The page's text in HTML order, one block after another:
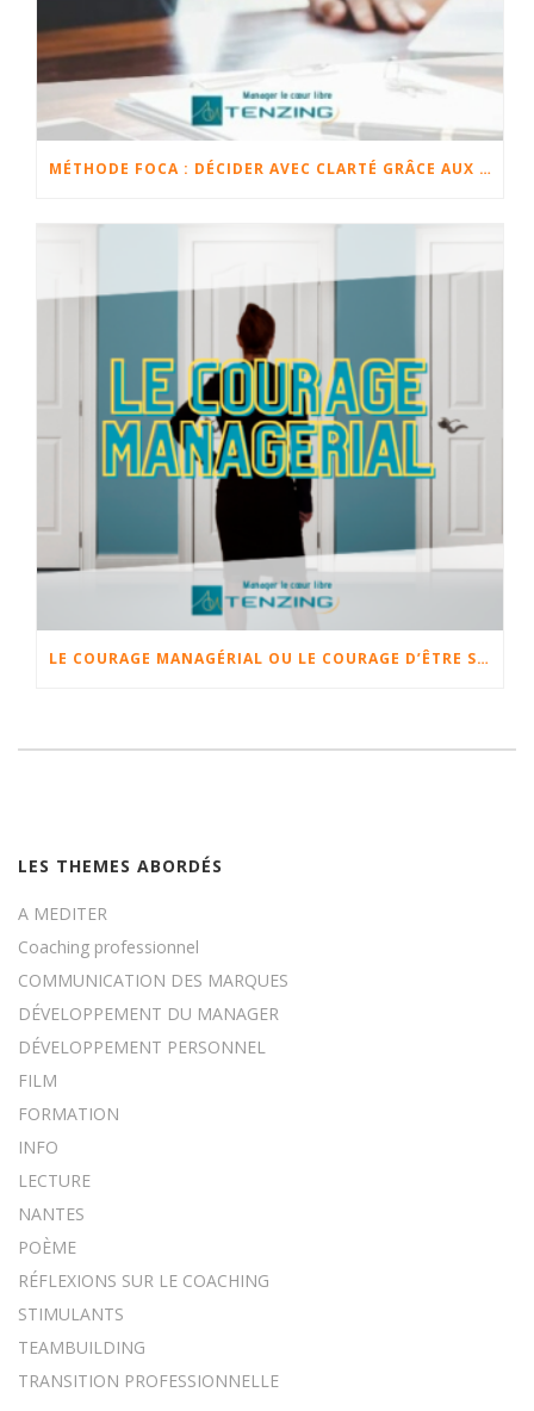
MÉTHODE FOCA : DÉCIDER AVEC CLARTÉ GRÂCE AUX FAITS, OPINIONS, CHANGEMENTS ET ACTIONS
LE COURAGE MANAGÉRIAL OU LE COURAGE D’ÊTRE SOI
LES THEMES ABORDÉS
A MEDITER
Coaching professionnel
COMMUNICATION DES MARQUES
DÉVELOPPEMENT DU MANAGER
DÉVELOPPEMENT PERSONNEL
FILM
FORMATION
INFO
LECTURE
NANTES
POÈME
RÉFLEXIONS SUR LE COACHING
STIMULANTS
TEAMBUILDING
TRANSITION PROFESSIONNELLE